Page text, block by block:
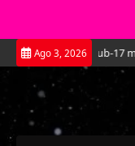
Saltar
al
contenido
Ago 3, 2026
Roja Sub-17 midió fuerzas